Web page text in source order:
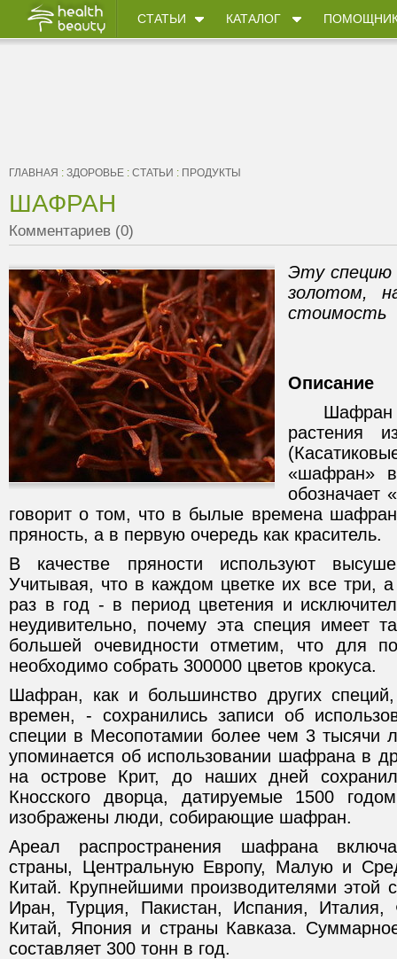
СТАТЬИ КАТАЛОГ
ГЛАВНАЯ : ЗДОРОВЬЕ : СТАТЬИ : ПРОДУКТЫ
ШАФРАН
Комментариев (0)
Эту специю
золотом,
стоимость
Описание
Шафран
растения
«шафран»
обозначает
говорит о том, что в былые времена шафран
пряность, а в первую очередь как краситель.
В качестве пряности используют
Учитывая, что в каждом цветке их все три,
раз в год - в период цветения и
неудивительно, почему эта специя имеет
большей очевидности отметим, что для
необходимо собрать 300000 цветов крокуса.
Шафран, как и большинство других
времен, - сохранились записи об
специи в Месопотамии более чем 3 тысячи
упоминается об использовании шафрана в
на острове Крит, до наших дней
Кносского дворца, датируемые 1500
изображены люди, собирающие шафран.
Ареал распространения шафрана
страны, Центральную Европу, Малую и
Китай. Крупнейшими производителями этой
Иран, Турция, Пакистан, Испания,
Китай, Япония и страны Кавказа.
составляет 300 тонн в год.